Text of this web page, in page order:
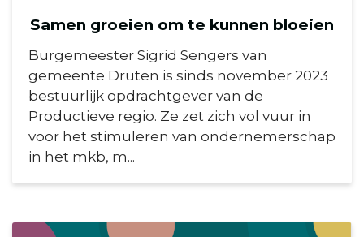
Samen groeien om te kunnen bloeien
Burgemeester Sigrid Sengers van
gemeente Druten is sinds november 2023
bestuurlijk opdrachtgever van de
Productieve regio. Ze zet zich vol vuur in
voor het stimuleren van ondernemerschap
in het mkb, m...